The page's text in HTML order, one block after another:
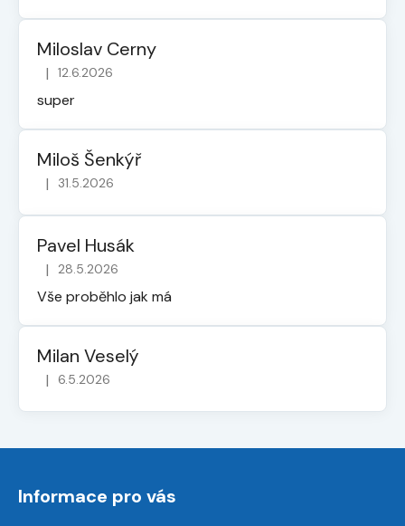
Miloslav Cerny
Hodnocení obchodu je 5 z 5 hvězdiček.
| 12.6.2026
super
Miloš Šenkýř
Hodnocení obchodu je 5 z 5 hvězdiček.
| 31.5.2026
Pavel Husák
Hodnocení obchodu je 5 z 5 hvězdiček.
| 28.5.2026
Vše proběhlo jak má
Milan Veselý
Hodnocení obchodu je 5 z 5 hvězdiček.
| 6.5.2026
Informace pro vás